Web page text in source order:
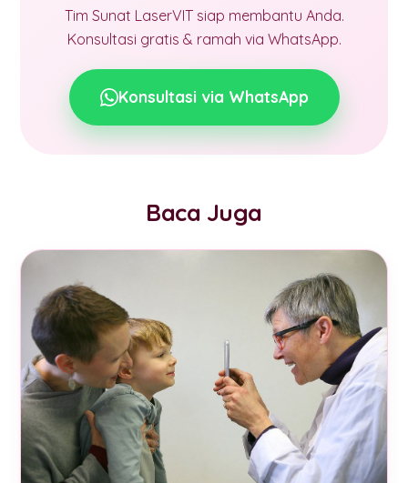
Tim Sunat LaserVIT siap membantu Anda.
Konsultasi gratis & ramah via WhatsApp.
Konsultasi via WhatsApp
Baca Juga